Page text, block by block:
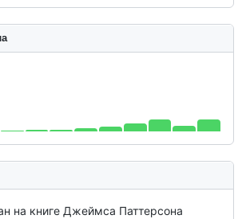
на книге Джеймса Паттерсона